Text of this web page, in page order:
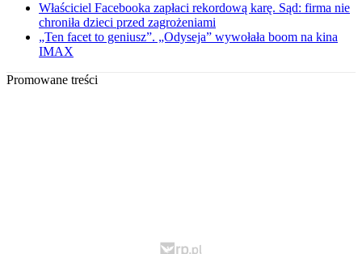
Właściciel Facebooka zapłaci rekordową karę. Sąd: firma nie
chroniła dzieci przed zagrożeniami
„Ten facet to geniusz”. „Odyseja” wywołała boom na kina
IMAX
Promowane treści